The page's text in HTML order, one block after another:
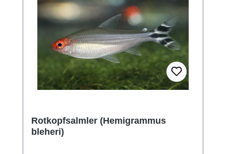
Rotkopfsalmler (Hemigrammus
bleheri)